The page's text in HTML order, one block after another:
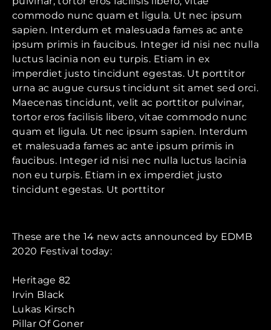
commodo nunc quam et ligula. Ut nec ipsum
sapien. Interdum et malesuada fames ac ante
ipsum primis in faucibus. Integer id nisi nec nulla
luctus lacinia non eu turpis. Etiam in ex
imperdiet justo tincidunt egestas. Ut porttitor
urna ac augue cursus tincidunt sit amet sed orci.
Maecenas tincidunt, velit ac porttitor pulvinar,
tortor eros facilisis libero, vitae commodo nunc
quam et ligula. Ut nec ipsum sapien. Interdum
et malesuada fames ac ante ipsum primis in
faucibus. Integer id nisi nec nulla luctus lacinia
non eu turpis. Etiam in ex imperdiet justo
tincidunt egestas. Ut porttitor
These are the 14 new acts announced by EDMB
2020 Festival today:
Heritage 82
Irvin Black
Lukas Kirsch
Pillar Of Goner